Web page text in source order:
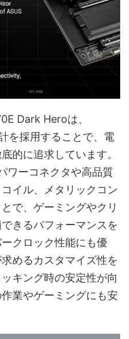
Dark Heroは、
を採用することで、電
的に追求しています。
ワーコネクタや高品質
イル、メタリックコン
で、ゲーミングやクリ
きるパフォーマンスを
クロック性能にも優
めるカスタマイズ性を
キング時の安定性が向
業やゲーミングにも安